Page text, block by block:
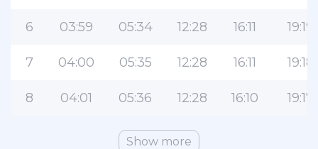
6 03:59 05:34 12:28 16:11 19:19
7 04:00 05:35 12:28 16:11 19:18
8 04:01 05:36 12:28 16:10 19:17
Show more